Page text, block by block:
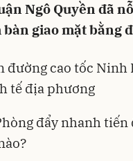
Ngô Quyền đã
bàn giao mặt bằng
đường cao tốc
tế địa phương
đẩy nhanh